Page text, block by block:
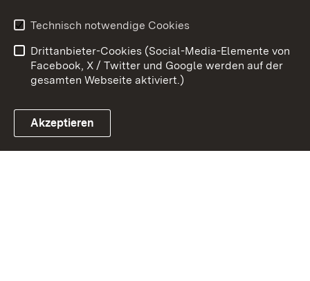
Link zum Landesportal
Barrierefreiheit
Impressum Cookies
Technisch notwendige Cookies
Drittanbieter-Cookies (Social-Media-Elemente von
Facebook, X / Twitter und Google werden auf der
gesamten Webseite aktiviert.)
Akzeptieren